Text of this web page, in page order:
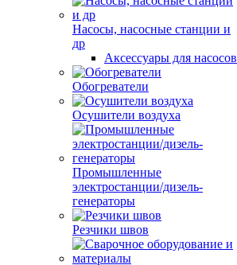
Насосы, насосные станции и
др
Аксессуары для насосов
Обогреватели
Осушители воздуха
Промышленные
электростанции/дизель-
генераторы
Резчики швов